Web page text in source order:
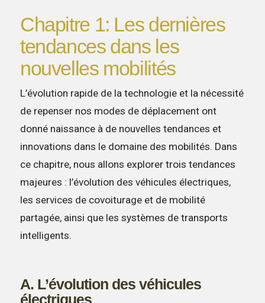
Chapitre 1: Les dernières
tendances dans les
nouvelles mobilités
L’évolution rapide de la technologie et la nécessité
de repenser nos modes de déplacement ont
donné naissance à de nouvelles tendances et
innovations dans le domaine des mobilités. Dans
ce chapitre, nous allons explorer trois tendances
majeures : l’évolution des véhicules électriques,
les services de covoiturage et de mobilité
partagée, ainsi que les systèmes de transports
intelligents.
A. L’évolution des véhicules
électriques